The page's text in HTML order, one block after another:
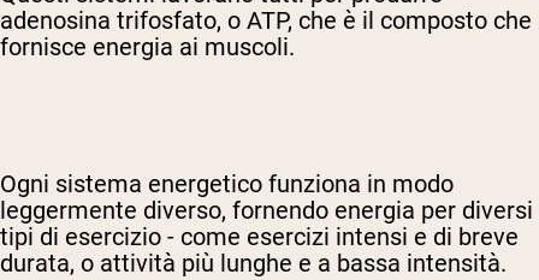
adenosina trifosfato, o ATP, che è il composto che
fornisce energia ai muscoli.
Ogni sistema energetico funziona in modo
leggermente diverso, fornendo energia per diversi
tipi di esercizio - come esercizi intensi e di breve
durata, o attività più lunghe e a bassa intensità.